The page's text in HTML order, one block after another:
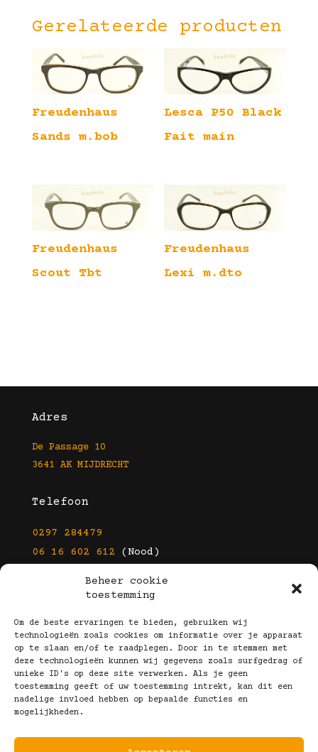
Beheer cookie
toestemming
Om de beste ervaringen te bieden, gebruiken wij
technologieën zoals cookies om informatie over je apparaat
op te slaan en/of te raadplegen. Door in te stemmen met
deze technologieën kunnen wij gegevens zoals surfgedrag of
unieke ID's op deze site verwerken. Als je geen
toestemming geeft of uw toestemming intrekt, kan dit een
nadelige invloed hebben op bepaalde functies en
mogelijkheden.
Gerelateerde producten
Freudenhaus
Sands m.bob
Lesca P50 Black
Fait main
Freudenhaus
Scout Tbt
Freudenhaus
Lexi m.dto
Adres
De Passage 10
3641 AK MIJDRECHT
Telefoon
0297 284479
06 16 602 612 (Nood)
info@kootbrillen.nl
Volg Ons!